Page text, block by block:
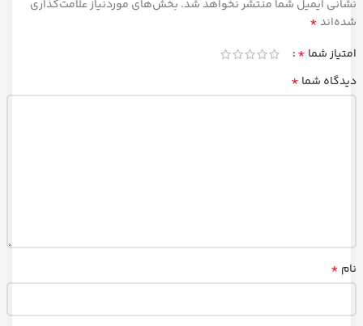
نشانی ایمیل شما منتشر نخواهد شد. بخش‌های موردنیاز علامت‌گذاری
شده‌اند*
امتیاز شما *
دیدگاه شما *
نام *